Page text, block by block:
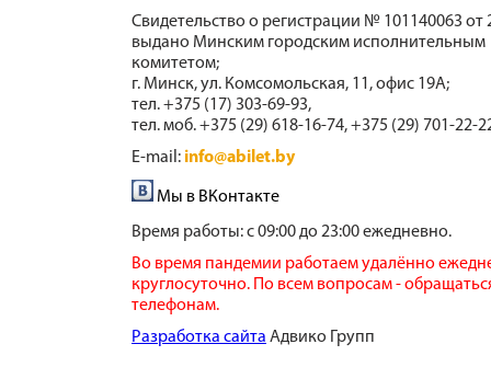
Свидетельство о регистрации № 101140063 от
выдано Минским городским исполнительным
комитетом;
г. Минск, ул. Комсомольская, 11, офис 19А;
тел. +375 (17) 303-69-93,
тел. моб. +375 (29) 618-16-74, +375 (29) 701-22-
E-mail: info@abilet.by
Мы в ВКонтакте
Время работы:с 09:00 до 23:00 ежедневно.
Во время пандемии работаем удалённо
круглосуточно. По всем вопросам -
телефонам.
​Разработка сайта ​ Адвико Групп